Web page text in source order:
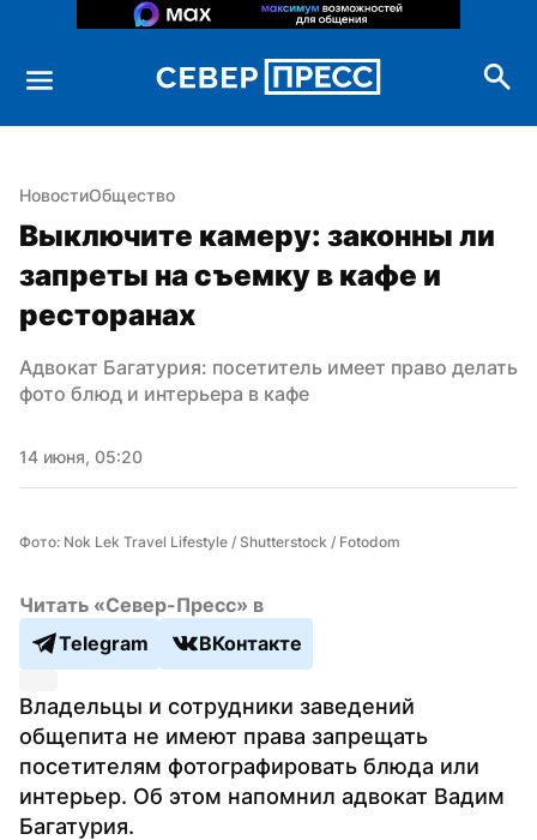
НовостиОбщество
Выключите камеру: законны ли
запреты на съемку в кафе и
ресторанах
Адвокат Багатурия: посетитель имеет право делать
фото блюд и интерьера в кафе
14 июня, 05:20
Фото: Nok Lek Travel Lifestyle / Shutterstock / Fotodom
Читать «Север-Пресс» в
Telegram
ВКонтакте
Владельцы и сотрудники заведений
общепита не имеют права запрещать
посетителям фотографировать блюда или
интерьер. Об этом напомнил адвокат Вадим
Багатурия.